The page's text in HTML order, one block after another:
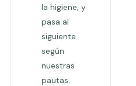
la higiene, y
pasa al
siguiente
según
nuestras
pautas.